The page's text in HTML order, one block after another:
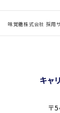
味覚糖株式会社 採用サ
キャ
〒